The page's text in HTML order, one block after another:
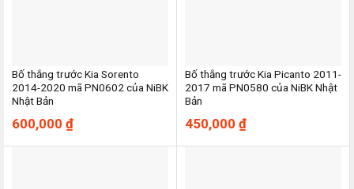
Bố thắng trước Kia Sorento
2014-2020 mã PN0602 của NiBK
Nhật Bản
600,000 ₫
Bố thắng trước Kia Picanto 2011-
2017 mã PN0580 của NiBK Nhật
Bản
450,000 ₫